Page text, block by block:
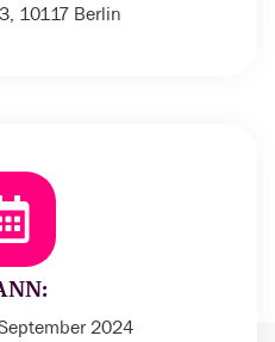
10117 Berlin
2024